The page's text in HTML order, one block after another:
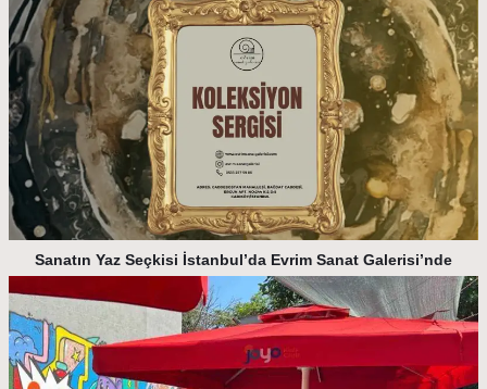
Sanatın Yaz Seçkisi İstanbul’da Evrim Sanat Galerisi’nde